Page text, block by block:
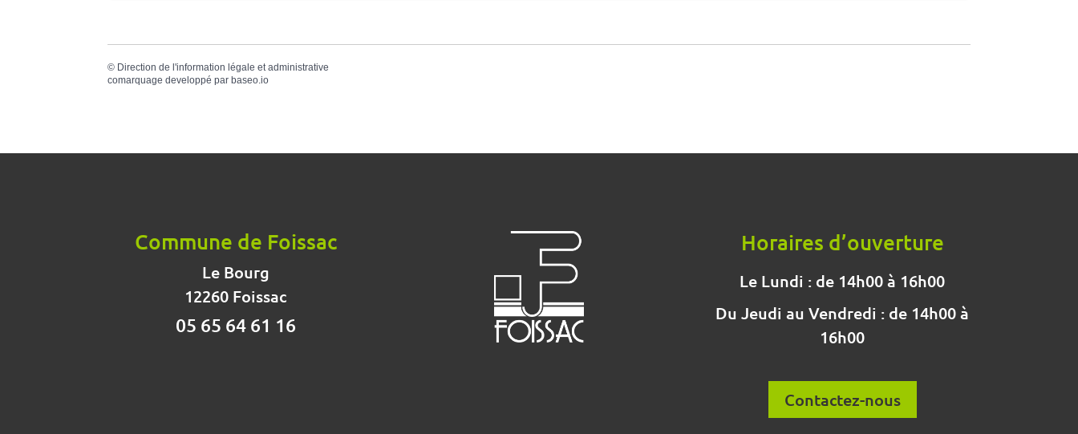
© Direction de l'information légale et administrative
comarquage developpé parbaseo.io
Commune de Foissac
Le Bourg
12260 Foissac
05 65 64 61 16
Horaires d’ouverture
Le Lundi : de 14h00 à 16h00
Du Jeudi au Vendredi : de 14h00 à
16h00
Contactez-nous